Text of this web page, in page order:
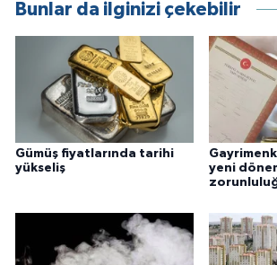
Bunlar da ilginizi çekebilir
Gümüş fiyatlarında tarihi
yükseliş
yeni